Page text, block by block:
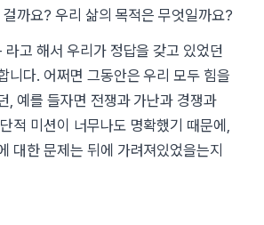
까요? 우리 삶의 목적은 무엇일까요?
고 해서 우리가 정답을 갖고 있었던
니다. 어쩌면 그동안은 우리 모두 힘을
, 예를 들자면 전쟁과 가난과 경쟁과
적 미션이 너무나도 명확했기 때문에,
대한 문제는 뒤에 가려져있었을는지